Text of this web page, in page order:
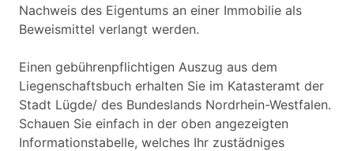
Nachweis des Eigentums an einer Immobilie als
Beweismittel verlangt werden.
Einen gebührenpflichtigen Auszug aus dem
Liegenschaftsbuch erhalten Sie im Katasteramt der
Stadt Lügde/ des Bundeslands Nordrhein-Westfalen.
Schauen Sie einfach in der oben angezeigten
Informationstabelle, welches Ihr zustädniges